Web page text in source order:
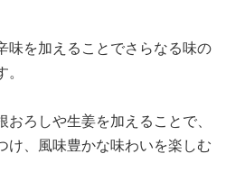
味を加えることでさらなる味の
ろしや生姜を加えることで、
け、風味豊かな味わいを楽しむ